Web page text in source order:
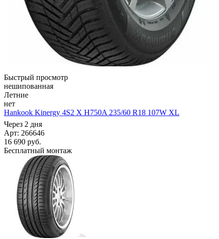
Быстрый просмотр
нешипованная
Летние
нет
Hankook Kinergy 4S2 X H750A 235/60 R18 107W XL
Через 2 дня
Арт: 266646
16 690 руб.
Бесплатный монтаж